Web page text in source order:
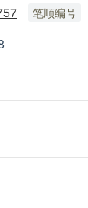
笔顺编号